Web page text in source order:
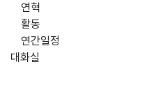
연혁
활동
연간일정
대화실